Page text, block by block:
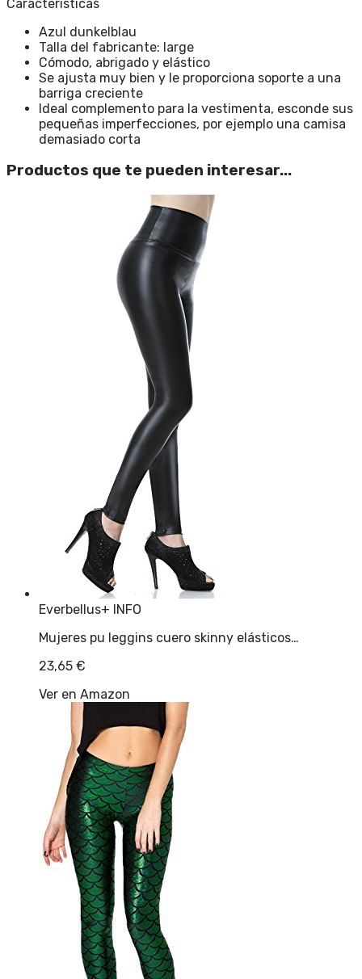
Características
Azul dunkelblau
Talla del fabricante: large
Cómodo, abrigado y elástico
Se ajusta muy bien y le proporciona soporte a una
barriga creciente
Ideal complemento para la vestimenta, esconde sus
pequeñas imperfecciones, por ejemplo una camisa
demasiado corta
Productos que te pueden interesar...
Everbellus+ INFO
Mujeres pu leggins cuero skinny elásticos…
23,65 €
Ver en Amazon